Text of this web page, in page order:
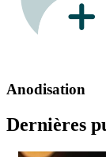
Anodisation
Dernières